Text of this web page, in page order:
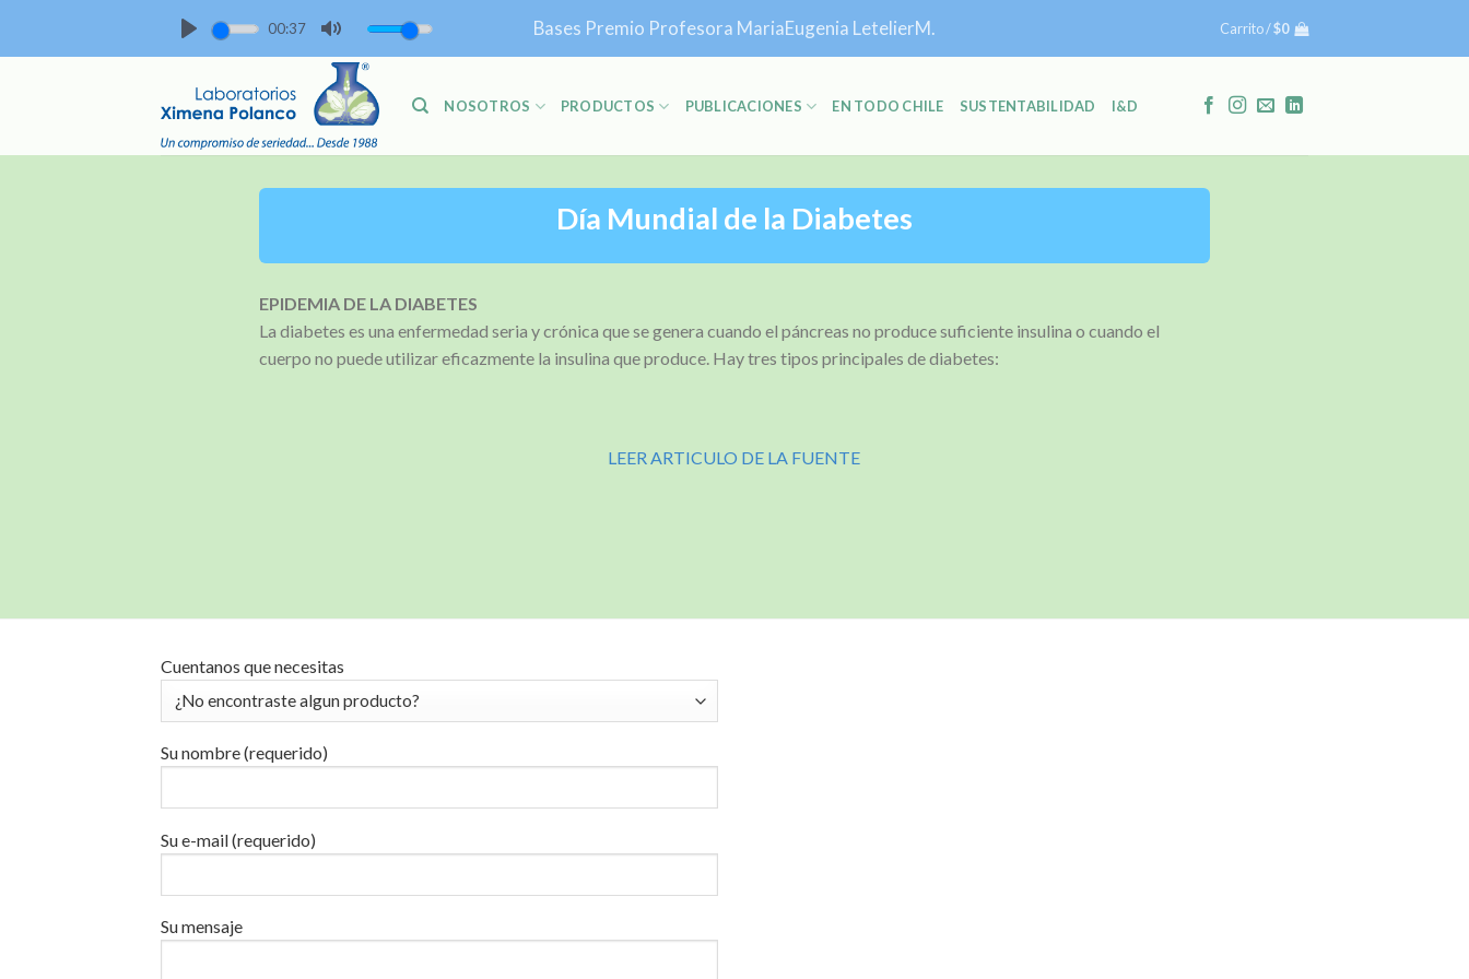
00:37 Bases Premio Profesora MariaEugenia LetelierM. Carrito /$0
NOSOTROS PRODUCTOS PUBLICACIONES EN TODO CHILE SUSTENTABILIDAD I&D
Día Mundial de la Diabetes
EPIDEMIA DE LA DIABETES
La diabetes es una enfermedad seria y crónica que se genera cuando el páncreas no produce suficiente insulina o cuando el
cuerpo no puede utilizar eficazmente la insulina que produce. Hay tres tipos principales de diabetes:
LEER ARTICULO DE LA FUENTE
Cuentanos que necesitas
Su nombre (requerido)
Su e-mail (requerido)
Su mensaje